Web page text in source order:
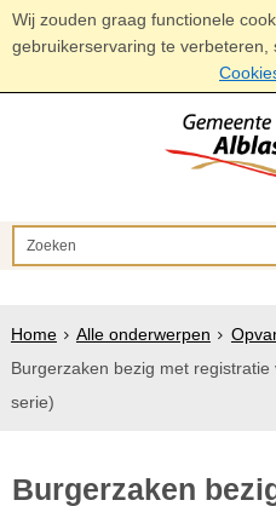
Wij zouden graag functionele
gebruikerservaring te verbeteren,
Home Alle onderwerpen
Burgerzaken bezig met
serie)
Burgerzaken